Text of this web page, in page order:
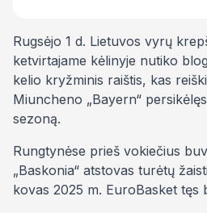
Rugsėjo 1 d. Lietuvos vyrų
ketvirtajame kėlinyje nutiko
kelio kryžminis raištis, kas
Miuncheno „Bayern“
sezoną.
Rungtynėse prieš vokiečius
„Baskonia“ atstovas turėtų
kovas 2025 m. EuroBasket